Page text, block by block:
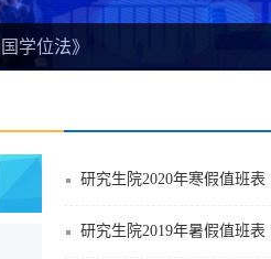
学位法》
研究生院2020年寒假值班表
研究生院2019年暑假值班表